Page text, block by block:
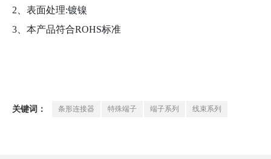
2、表面处理:镀镍
3、本产品符合ROHS标准
关键词： 条形连接器 特殊端子 端子系列 线束系列